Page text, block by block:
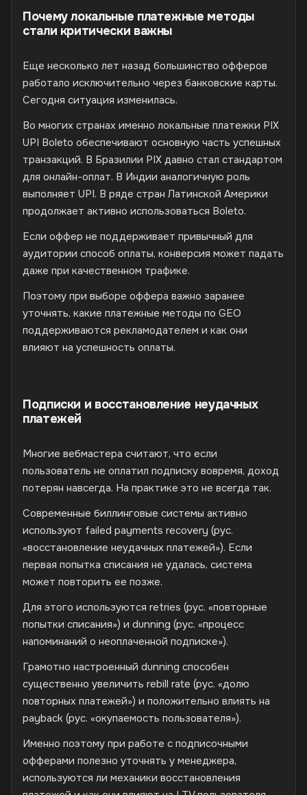
Почему локальные платежные методы
стали критически важны
Еще несколько лет назад большинство офферов
работало исключительно через банковские карты.
Сегодня ситуация изменилась.
Во многих странах именно локальные платежки PIX
UPI Boleto обеспечивают основную часть успешных
транзакций. В Бразилии PIX давно стал стандартом
для онлайн-оплат. В Индии аналогичную роль
выполняет UPI. В ряде стран Латинской Америки
продолжает активно использоваться Boleto.
Если оффер не поддерживает привычный для
аудитории способ оплаты, конверсия может падать
даже при качественном трафике.
Поэтому при выборе оффера важно заранее
уточнять, какие платежные методы по GEO
поддерживаются рекламодателем и как они
влияют на успешность оплаты.
Подписки и восстановление неудачных
платежей
Многие вебмастера считают, что если
пользователь не оплатил подписку вовремя, доход
потерян навсегда. На практике это не всегда так.
Современные биллинговые системы активно
используют failed payments recovery (рус.
«восстановление неудачных платежей»). Если
первая попытка списания не удалась, система
может повторить ее позже.
Для этого используются retries (рус. «повторные
попытки списания») и dunning (рус. «процесс
напоминаний о неоплаченной подписке»).
Грамотно настроенный dunning способен
существенно увеличить rebill rate (рус. «долю
повторных платежей») и положительно влиять на
payback (рус. «окупаемость пользователя»).
Именно поэтому при работе с подписочными
офферами полезно уточнять у менеджера,
используются ли механики восстановления